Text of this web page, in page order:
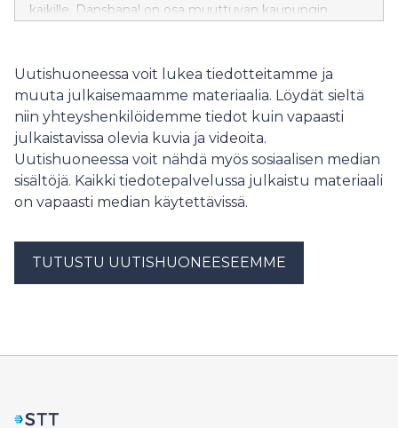
kaikille. Dansbana! on osa muuttuvan kaupungin
Uutishuoneessa voit lukea tiedotteitamme ja
muuta julkaisemaamme materiaalia. Löydät sieltä
niin yhteyshenkilöidemme tiedot kuin vapaasti
julkaistavissa olevia kuvia ja videoita.
Uutishuoneessa voit nähdä myös sosiaalisen median
sisältöjä. Kaikki tiedotepalvelussa julkaistu materiaali
on vapaasti median käytettävissä.
TUTUSTU UUTISHUONEESEEMME